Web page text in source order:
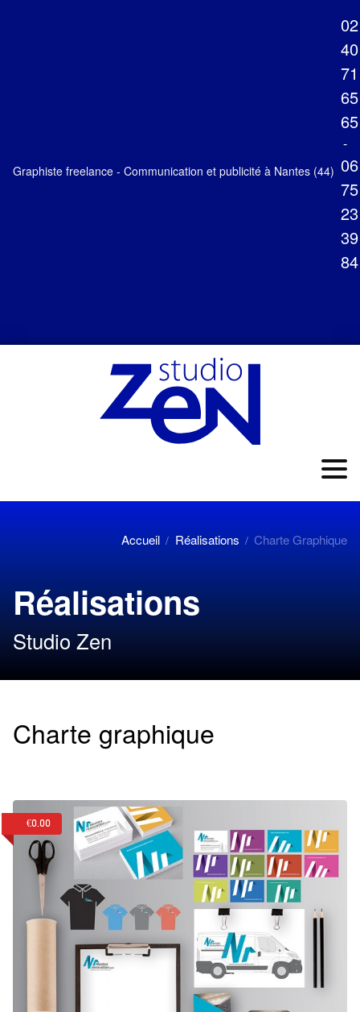
Graphiste freelance - Communication et publicité à Nantes (44)
02
40
71
65
65
-
06
75
23
39
84
Accueil / Réalisations / Charte Graphique
Réalisations
Studio Zen
Charte graphique
€0.00